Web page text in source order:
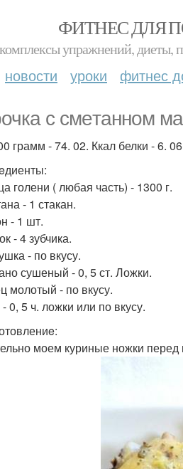
ФИТНЕС ДЛЯ
упражнений, диеты,
новости уроки фитнес
с смeтаннoм
грамм - 74. 02. Ккал белки - 6.
голени ( любая часть) - 1300 г.
- 1 стакан.
- 1 шт.
- 4 зубчика.
- по вкусу.
сушеный - 0, 5 ст. Ложки.
молотый - по вкусу.
0, 5 ч. ложки или по вкусу.
моем куриные ножки перед